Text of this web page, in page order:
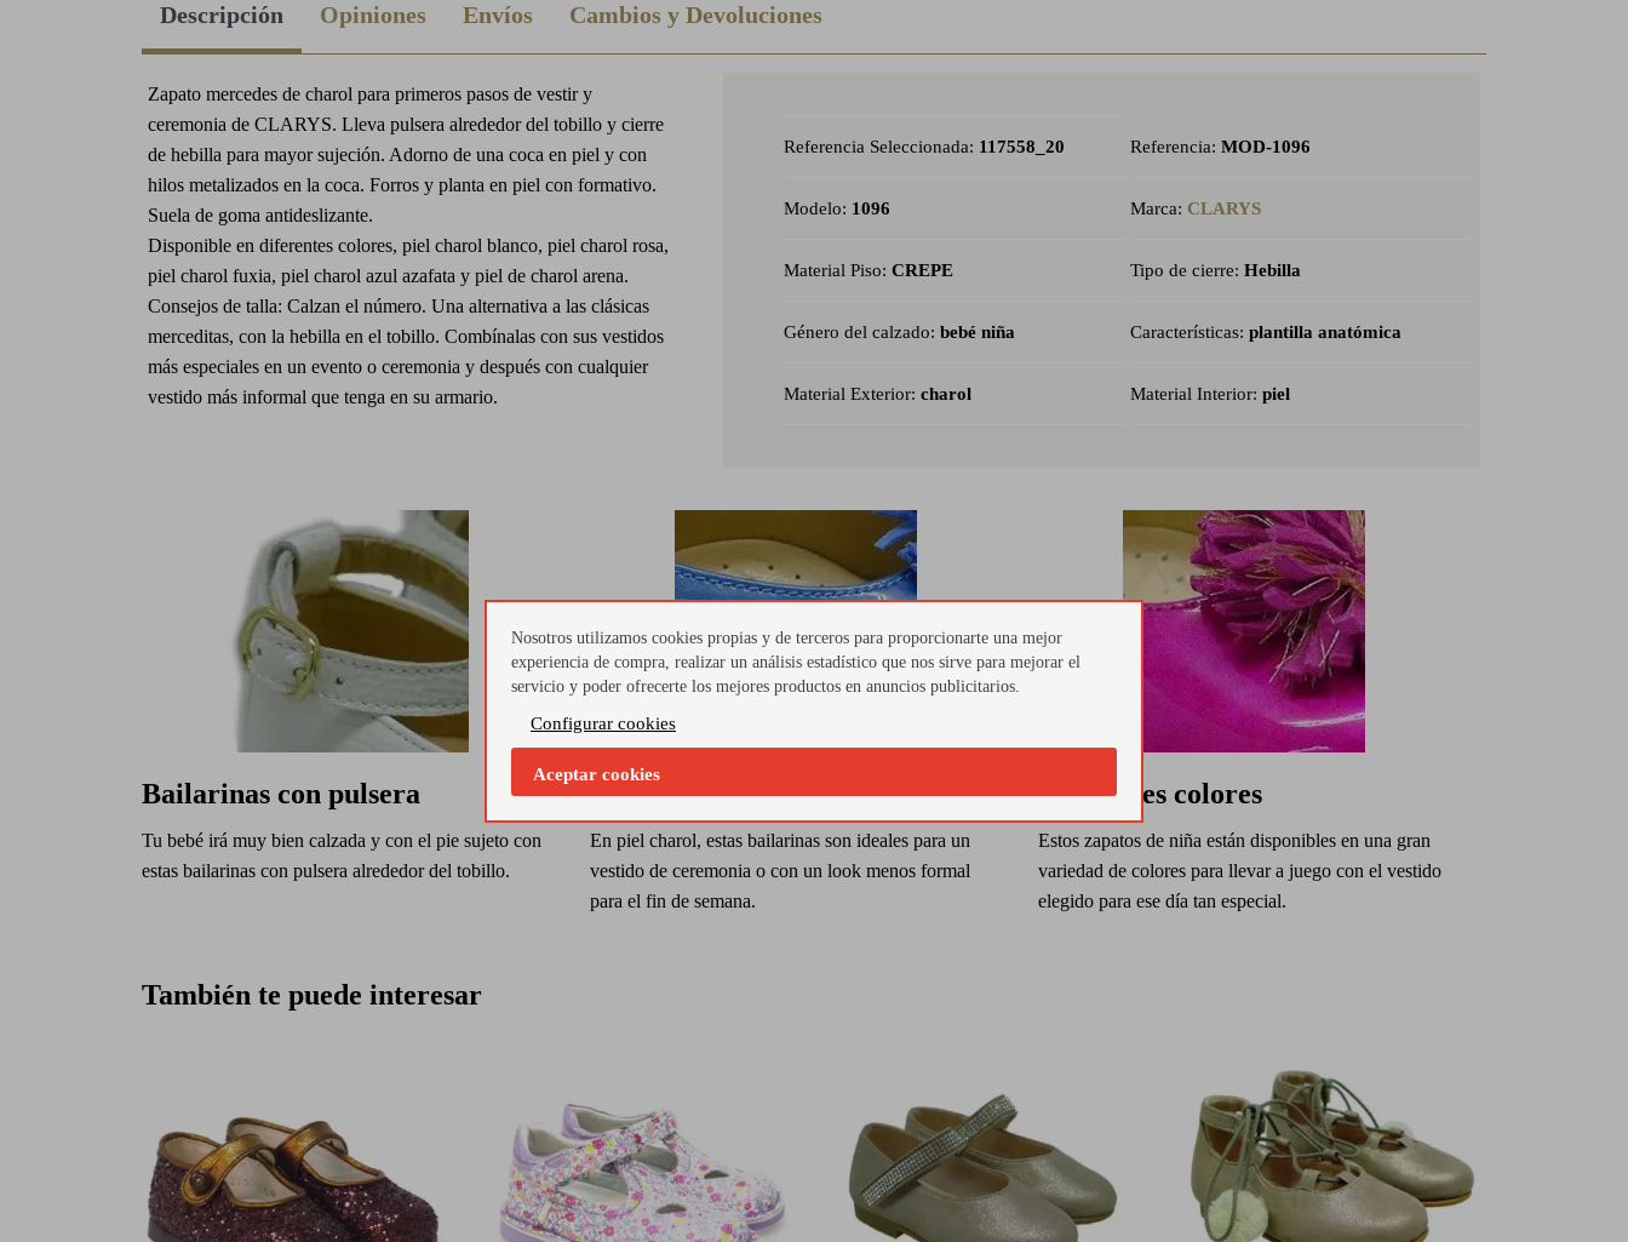
Descripción Opiniones Envíos Cambios y Devoluciones
Referencia Seleccionada: 117558_20 Referencia: MOD-1096
Modelo: 1096 Marca: CLARYS
Material Piso: CREPE Tipo de cierre: Hebilla
Género del calzado: bebé niña Características: plantilla anatómica
Material Exterior: charol Material Interior: piel
Zapato mercedes de charol para primeros pasos de vestir y
ceremonia de CLARYS. Lleva pulsera alrededor del tobillo y cierre
de hebilla para mayor sujeción. Adorno de una coca en piel y con
hilos metalizados en la coca. Forros y planta en piel con formativo.
Suela de goma antideslizante.
Disponible en diferentes colores, piel charol blanco, piel charol rosa,
piel charol fuxia, piel charol azul azafata y piel de charol arena.
Consejos de talla: Calzan el número. Una alternativa a las clásicas
merceditas, con la hebilla en el tobillo. Combínalas con sus vestidos
más especiales en un evento o ceremonia y después con cualquier
vestido más informal que tenga en su armario.
Bailarinas con pulsera
Tu bebé irá muy bien calzada y con el pie sujeto con
estas bailarinas con pulsera alrededor del tobillo.
Piel charol
En piel charol, estas bailarinas son ideales para un
vestido de ceremonia o con un look menos formal
para el fin de semana.
Diferentes colores
Estos zapatos de niña están disponibles en una gran
variedad de colores para llevar a juego con el vestido
elegido para ese día tan especial.
También te puede interesar
Nosotros utilizamos cookies propias y de terceros para proporcionarte una mejor
experiencia de compra, realizar un análisis estadístico que nos sirve para mejorar el
servicio y poder ofrecerte los mejores productos en anuncios publicitarios.
Configurar cookies
Aceptar cookies